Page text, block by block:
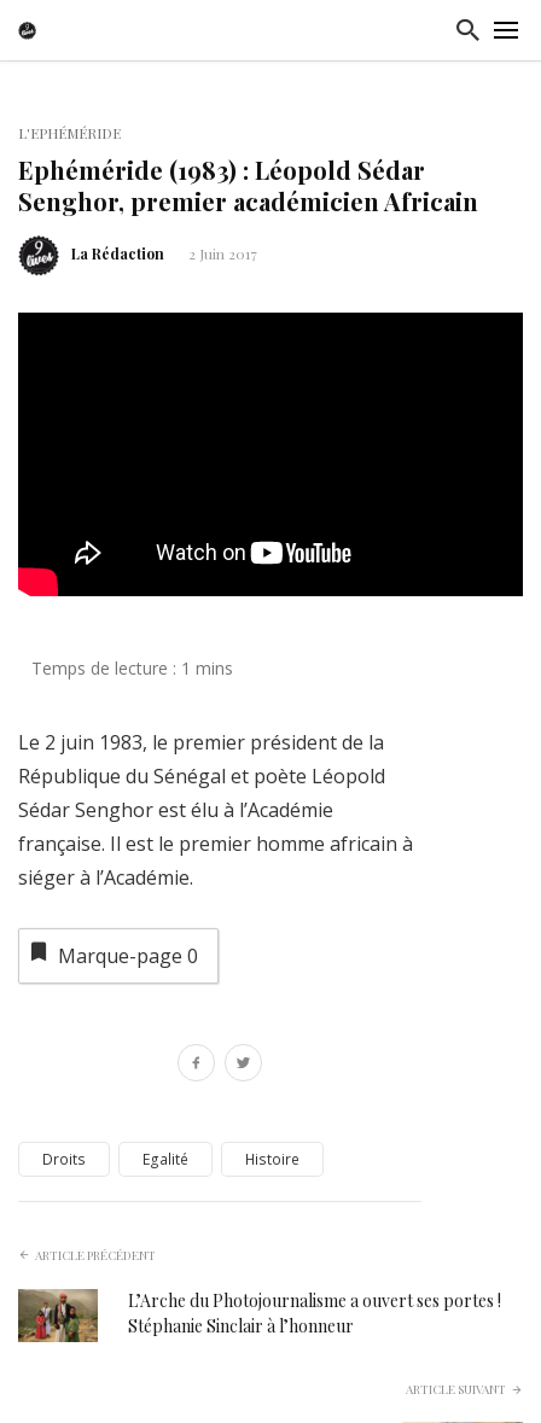
L'EPHÉMÉRIDE
Ephéméride (1983) : Léopold Sédar
Senghor, premier académicien Africain
La Rédaction 2 Juin 2017
Le 2 juin 1983, le premier président de la
République du Sénégal et poète Léopold
Sédar Senghor est élu à l’Académie
française. Il est le premier homme africain à
siéger à l’Académie.
Marque-page 0
Droits Egalité Histoire
ARTICLE PRÉCÉDENT
L’Arche du Photojournalisme a ouvert ses portes !
Stéphanie Sinclair à l’honneur
ARTICLE SUIVANT